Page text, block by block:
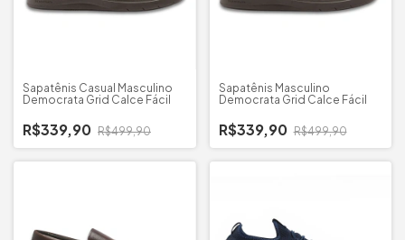
Sapatênis Casual Masculino
Democrata Grid Calce Fácil
R$339,90 R$499,90
Sapatênis Masculino
Democrata Grid Calce Fácil
R$339,90 R$499,90